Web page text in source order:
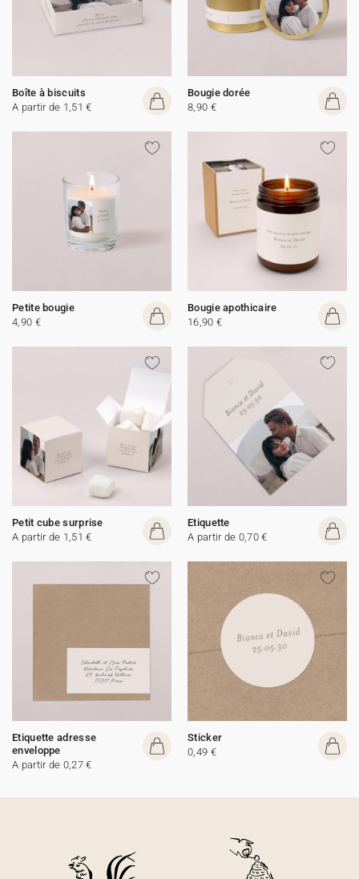
Boîte à biscuits
A partir de 1,51 €
Bougie dorée
8,90 €
Petite bougie
4,90 €
Bougie apothicaire
16,90 €
Petit cube surprise
A partir de 1,51 €
Etiquette
A partir de 0,70 €
Etiquette adresse
enveloppe
A partir de 0,27 €
Sticker
0,49 €